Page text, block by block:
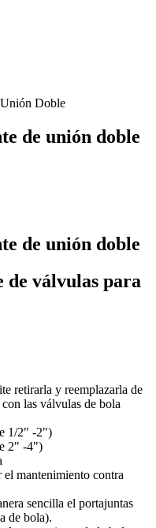
Doble
de unión doble
de unión doble
de válvulas para
retirarla y reemplazarla de
las válvulas de bola
1/2" -2")
2" -4")
el mantenimiento contra
sencilla el portajuntas
de bola).